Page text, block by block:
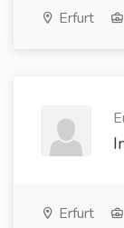
Erfurt
Erfurt